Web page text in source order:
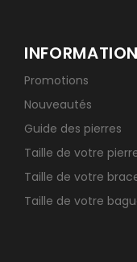
Promotions
Nouveautés
Guide des pierres
Taille de votre
Taille de votre
Taille de votre